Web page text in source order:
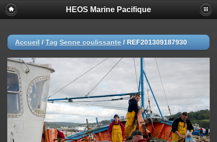
HEOS Marine Pacifique
Accueil / Tag Senne coulissante / REF201309187930